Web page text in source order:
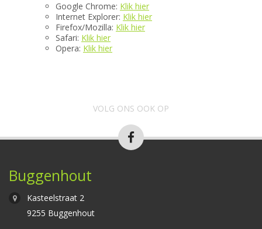
Google Chrome: Klik hier
Internet Explorer: Klik hier
Firefox/Mozilla: Klik hier
Safari: Klik hier
Opera: Klik hier
VOLG ONS OOK OP
Buggenhout
Kasteelstraat 2
9255 Buggenhout